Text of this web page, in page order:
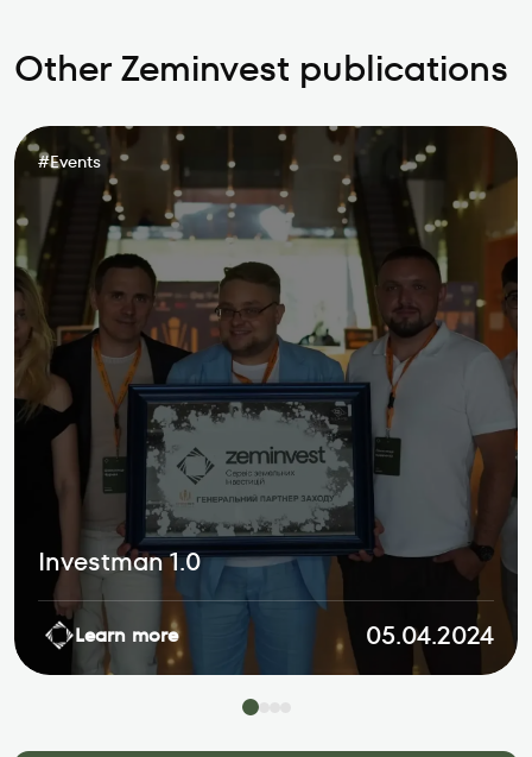
Other Zeminvest publications
#Events
Investman 1.0
Learn more 05.04.2024